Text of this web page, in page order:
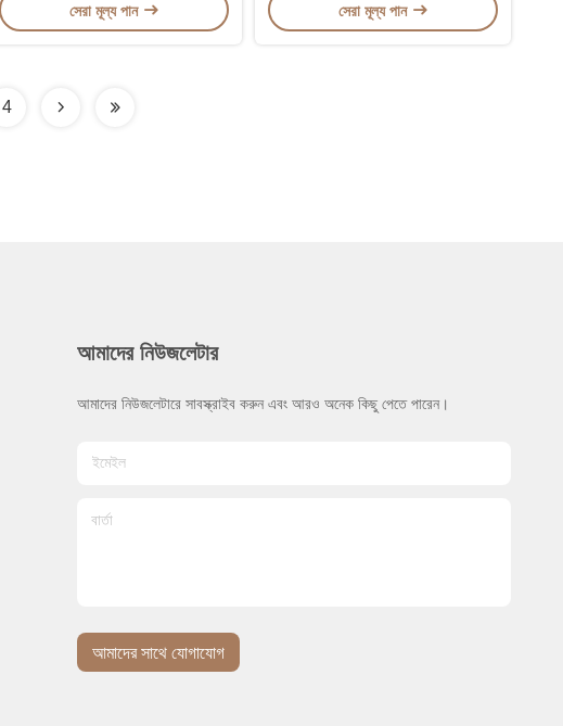
সেরা মূল্য পান
সেরা মূল্য পান
4
আমাদের নিউজলেটার
আমাদের নিউজলেটারে সাবস্ক্রাইব করুন এবং আরও অনেক কিছু পেতে পারেন।
আমাদের সাথে যোগাযোগ